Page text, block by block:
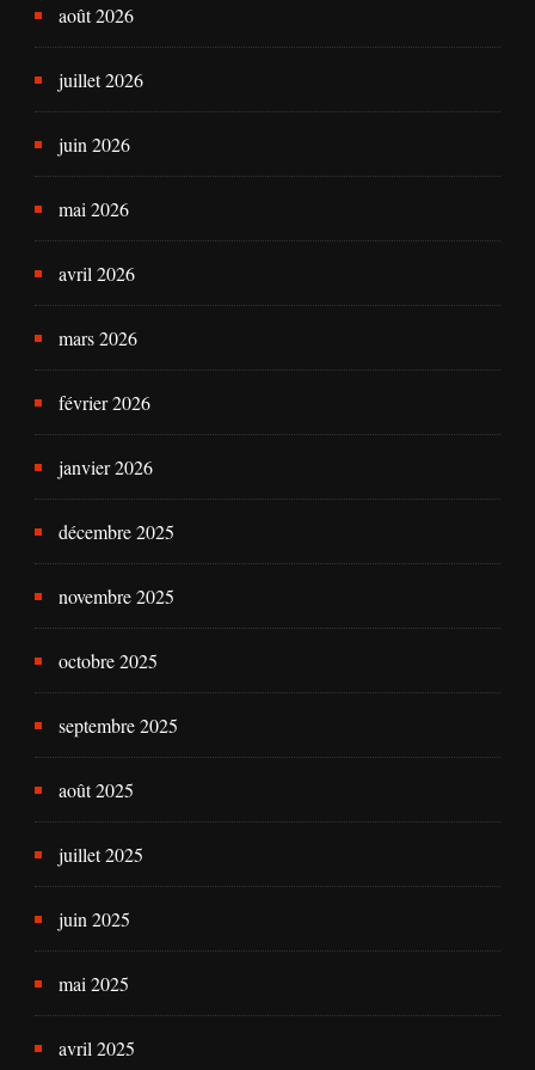
août 2026
juillet 2026
juin 2026
mai 2026
avril 2026
mars 2026
février 2026
janvier 2026
décembre 2025
novembre 2025
octobre 2025
septembre 2025
août 2025
juillet 2025
juin 2025
mai 2025
avril 2025